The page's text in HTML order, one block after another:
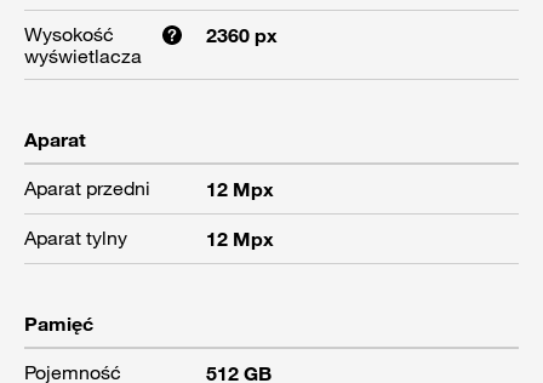
Wysokość
wyświetlacza
2360 px
Aparat
Aparat przedni
12 Mpx
Aparat tylny
12 Mpx
Pamięć
Pojemność
512 GB